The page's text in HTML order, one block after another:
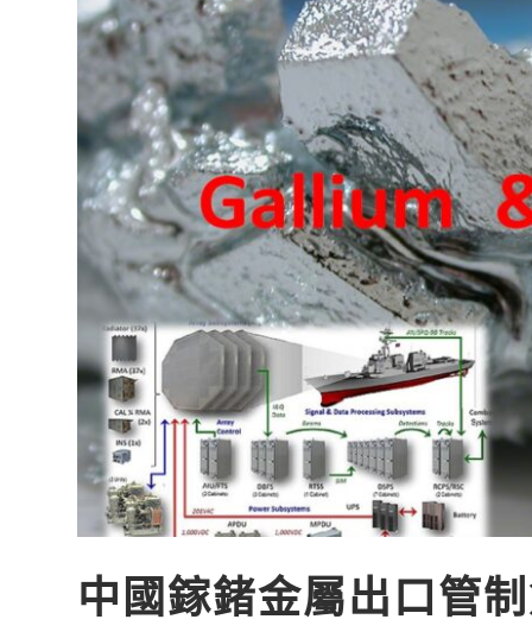
中國鎵鍺金屬出口管